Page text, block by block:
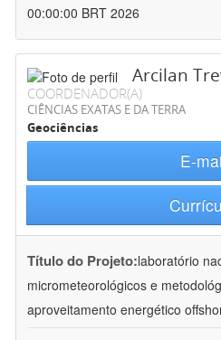
00:00:00 BRT 2026
Arcilan
COORDENADOR(A)
CIÊNCIAS EXATAS E DA TERRA
Geociências
E-
Título do Projeto:laboratório
micrometeorológicos e
aproveitamento energético